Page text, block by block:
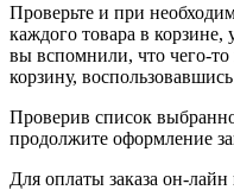
Проверьте и при
каждого товара в
вы вспомнили, что чего-то
корзину,
Проверив список
продолжите оформление
Для оплаты заказа он-